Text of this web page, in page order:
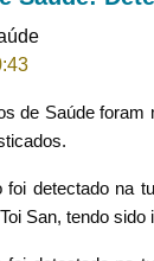
de Saúde foram
foi detectado na
San, tendo